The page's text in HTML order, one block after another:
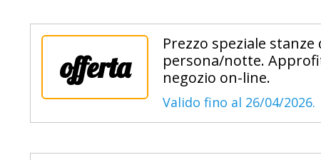
offerta
Prezzo speziale
persona/notte.
negozio on-line.
Valido fino al 26/04/2026.